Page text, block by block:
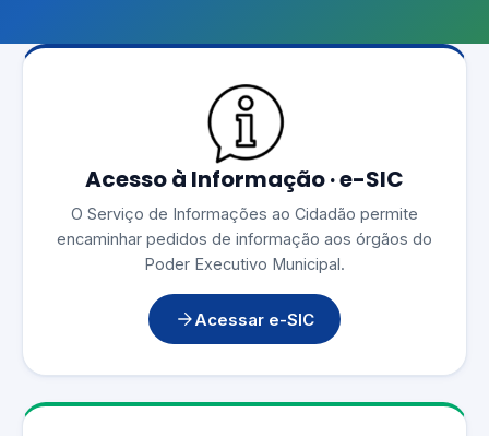
Acesso à Informação · e-SIC
O Serviço de Informações ao Cidadão permite
encaminhar pedidos de informação aos órgãos do
Poder Executivo Municipal.
Acessar e-SIC